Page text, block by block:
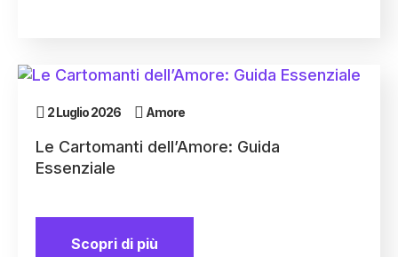
2 Luglio 2026 Amore
Le Cartomanti dell’Amore: Guida
Essenziale
Scopri di più